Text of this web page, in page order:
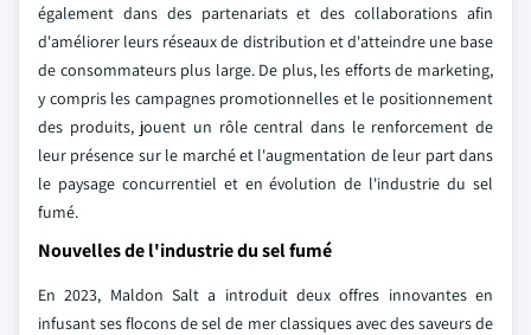
également dans des partenariats et des collaborations afin
d'améliorer leurs réseaux de distribution et d'atteindre une base
de consommateurs plus large. De plus, les efforts de marketing,
y compris les campagnes promotionnelles et le positionnement
des produits, jouent un rôle central dans le renforcement de
leur présence sur le marché et l'augmentation de leur part dans
le paysage concurrentiel et en évolution de l'industrie du sel
fumé.
Nouvelles de l'industrie du sel fumé
En 2023, Maldon Salt a introduit deux offres innovantes en
infusant ses flocons de sel de mer classiques avec des saveurs de